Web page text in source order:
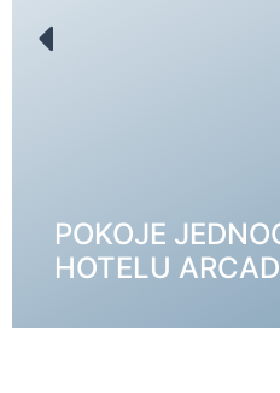
POKOJE
HOTELU
DO POKOI →